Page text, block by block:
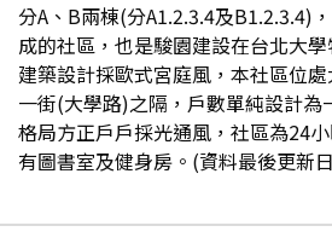
分A、B兩棟(分A1.2.3.4及B1.2.3.4)
成的社區，也是駿園建設在台北大
建築設計採歐式宮庭風，本社區位
一街(大學路)之隔，戶數單純設計為
格局方正戶戶採光通風，社區為24
有圖書室及健身房。(資料最後更新